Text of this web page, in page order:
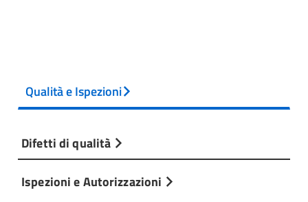
Qualità e Ispezioni
Difetti di qualità
Ispezioni e Autorizzazioni